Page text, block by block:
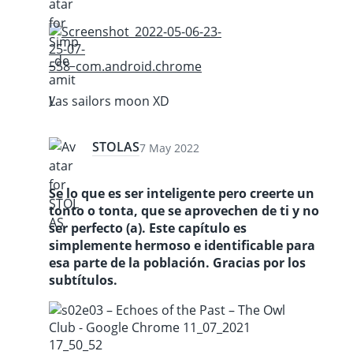
Las sailors moon XD
STOLAS7 May 2022
Se lo que es ser inteligente pero creerte un
tonto o tonta, que se aprovechen de ti y no
ser perfecto (a). Este capítulo es
simplemente hermoso e identificable para
esa parte de la población. Gracias por los
subtítulos.